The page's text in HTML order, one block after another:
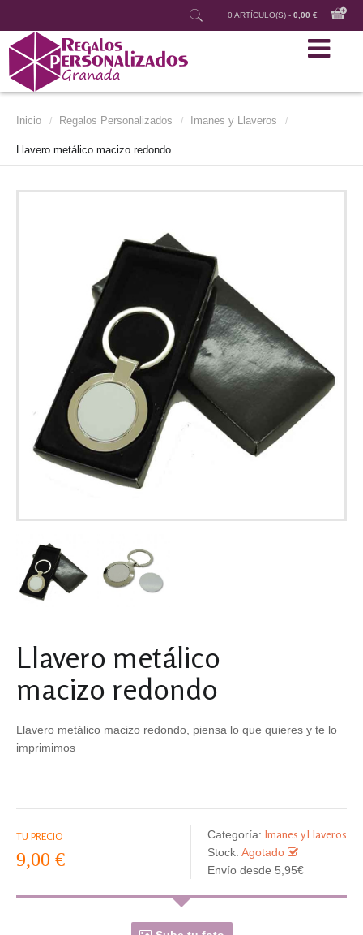
0 ARTÍCULO(S) - 0,00 €
Inicio / Regalos Personalizados / Imanes y Llaveros /
Llavero metálico macizo redondo
Llavero metálico
macizo redondo
Llavero metálico macizo redondo, piensa lo que quieres y te lo
imprimimos
TU PRECIO
9,00 €
Categoría: Imanes y Llaveros
Stock: Agotado
Envío desde 5,95€